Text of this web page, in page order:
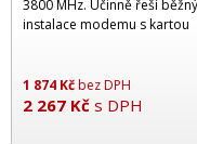
3800 MHz. Účinně řeší
instalace modemu s kartou
1 874 Kčbez DPH
2 267 Kč s DPH